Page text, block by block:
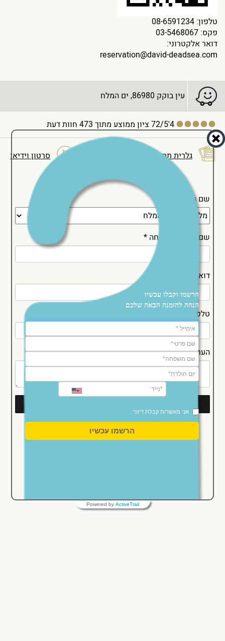
טלפון: 08-6591234
פקס: 03-5468067
דואר אלקטרוני:
reservation@david-deadsea.com
עין בוקק 86980, ים המלח
4'72/5 ציון ממוצע מתוך 473 חוות דעת
גלרית תמונות סרטון וידיאו
שם המלון *
שם פרטי ומשפחה *
דואר אלקטרוני
טלפון
הערות נוספות
הרשמו וקבלו עכשיו
הנחה להזמנה הבאה שלכם
אני מאשר/ת קבלת דיוור
הרשמו עכשיו
Powered by ActiveTrail